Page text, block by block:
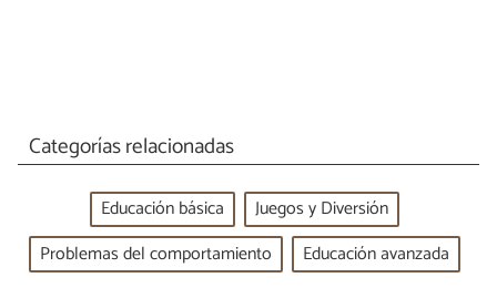
Categorías relacionadas
Educación básica
Juegos y Diversión
Problemas del comportamiento
Educación avanzada